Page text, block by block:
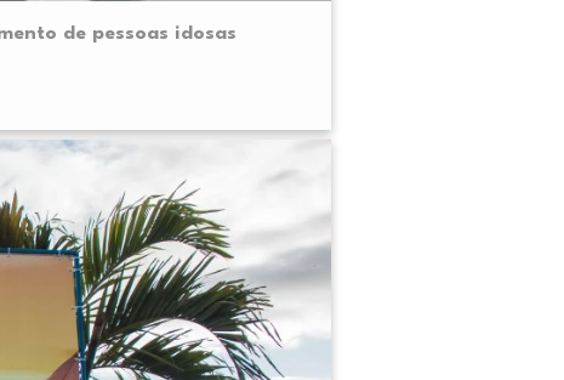
de pessoas idosas